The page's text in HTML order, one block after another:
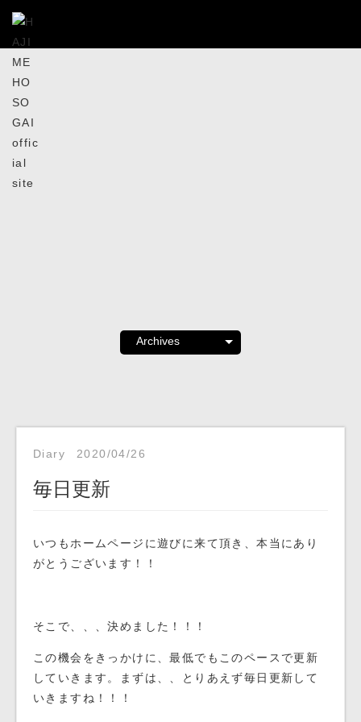
Diary 2020/04/26
毎日更新
いつもホームページに遊びに来て頂き、本当にあり
がとうございます！！
そこで、、、決めました！！！
この機会をきっかけに、最低でもこのペースで更新
していきます。まずは、、とりあえず毎日更新して
いきますね！！！